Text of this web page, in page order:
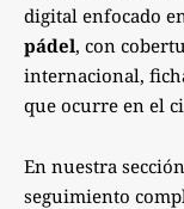
digital enfocado
pádel, con
internacional,
que ocurre en el
En nuestra
seguimiento